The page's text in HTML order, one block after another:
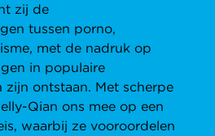
zij de
tussen porno,
met de nadruk op
in populaire
zijn ontstaan. Met scherpe
Qian ons mee op een
waarbij ze vooroordelen